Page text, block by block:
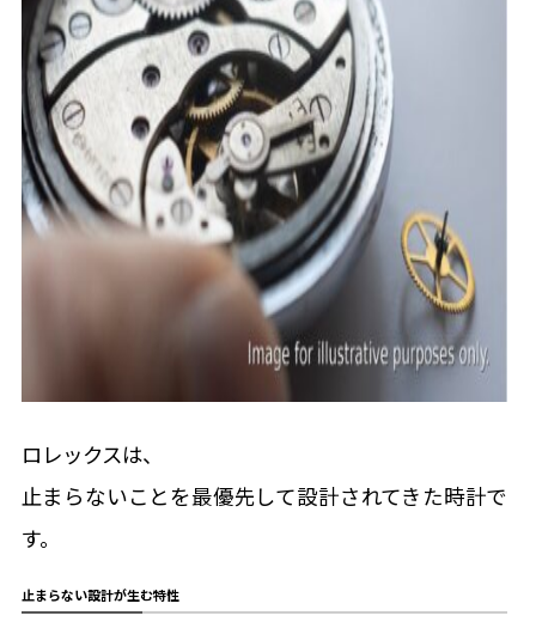
ロレックスは、
止まらないことを最優先して設計されてきた時計で
す。
止まらない設計が生む特性